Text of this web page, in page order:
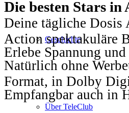
Geschichte
Über TeleClub
Die besten Stars in
Deine tägliche Dosis
Action spektakuläre
Erlebe Spannung
Natürlich ohne
Format, in Dolby
Empfangbar auch in